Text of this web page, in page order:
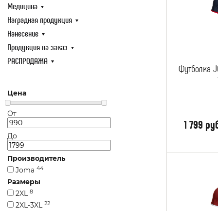
Медицина
Наградная продукция
Нанесение
Продукция на заказ
РАСПРОДАЖА
Цена
От
До
Производитель
Joma 44
Размеры
2XL 8
2XL-3XL 22
Футболка
1 799